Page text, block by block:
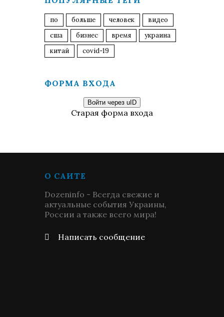
по больше человек
видео
сша
бизнес время
украина
китай
covid-19
ФОРМА ВХОДА
Войти через uID
Старая форма входа
О САЙТЕ
Dozeninfo - Всегда свежие и
актуальные события Украины,
России а также всего мира!
Написать сообщение